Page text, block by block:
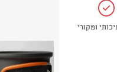
ומקורי